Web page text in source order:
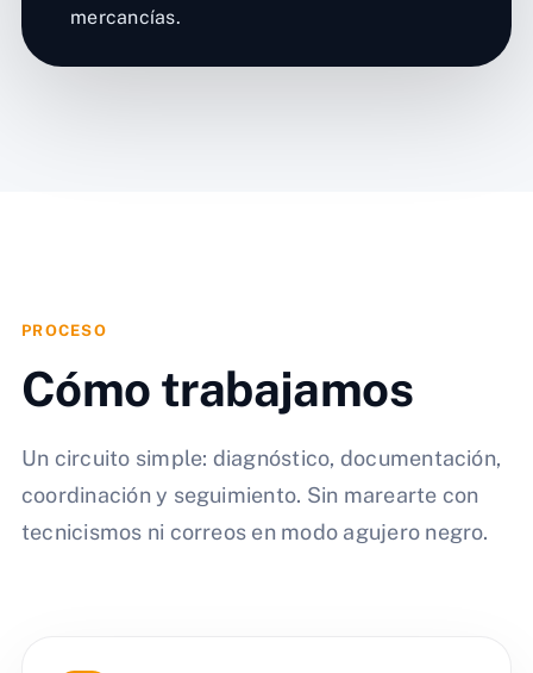
mercancías.
PROCESO
Cómo trabajamos
Un circuito simple: diagnóstico, documentación,
coordinación y seguimiento. Sin marearte con
tecnicismos ni correos en modo agujero negro.